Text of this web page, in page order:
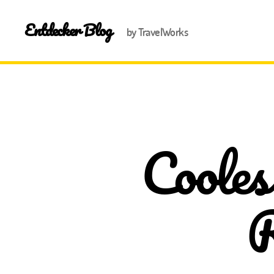
Entdecker Blog by TravelWorks